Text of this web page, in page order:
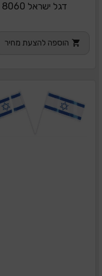
דגל ישראל 8060
הוספה להצעת מחיר